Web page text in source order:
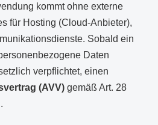
kommt ohne externe
für Hosting (Cloud-Anbieter),
Sobald ein
Daten
verpflichtet, einen
(AVV) gemäß Art. 28